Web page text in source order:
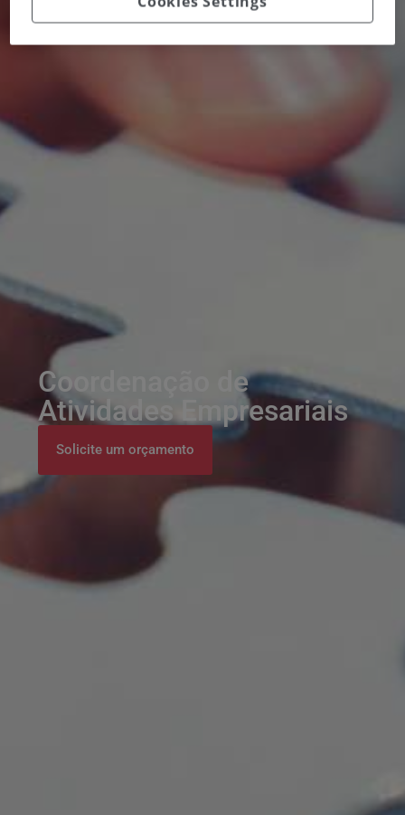
Coordenação de
Atividades Empresariais
Solicite um orçamento